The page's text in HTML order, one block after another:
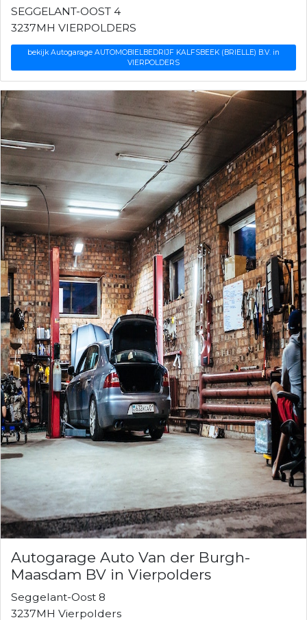
SEGGELANT-OOST 4
3237MH VIERPOLDERS
bekijk Autogarage AUTOMOBIELBEDRIJF KALFSBEEK (BRIELLE) B.V. in
VIERPOLDERS
Autogarage Auto Van der Burgh-
Maasdam BV in Vierpolders
Seggelant-Oost 8
3237MH Vierpolders